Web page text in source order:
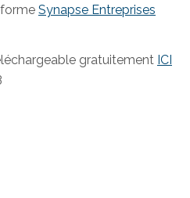
Synapse Entreprises
gratuitement ICI